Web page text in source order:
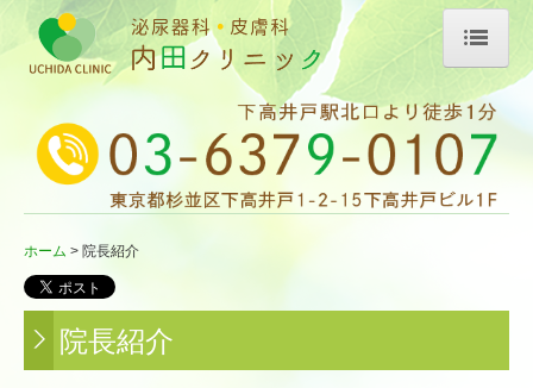
院長紹介
診療案内
泌尿器科
皮膚科
自費診療
ホーム 院長紹介
院長紹介